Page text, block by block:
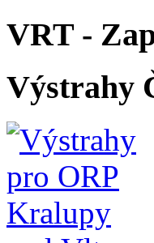
VRT -
Výstrahy